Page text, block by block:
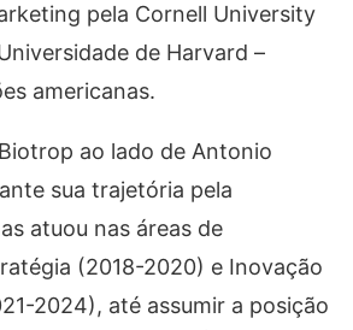
pela Cornell University
de Harvard –
americanas.
ao lado de Antonio
sua trajetória pela
atuou nas áreas de
(2018-2020) e Inovação
2024), até assumir a posição